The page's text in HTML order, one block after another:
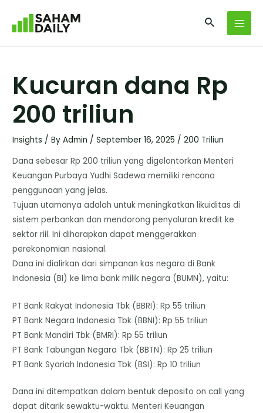
Kucuran dana Rp
200 triliun
Insights / ByAdmin /September 16, 2025 /200 Triliun
Dana sebesar Rp 200 triliun yang digelontorkan Menteri
Keuangan Purbaya Yudhi Sadewa memiliki rencana
penggunaan yang jelas.
Tujuan utamanya adalah untuk meningkatkan likuiditas di
sistem perbankan dan mendorong penyaluran kredit ke
sektor riil. Ini diharapkan dapat menggerakkan
perekonomian nasional.
Dana ini dialirkan dari simpanan kas negara di Bank
Indonesia (BI) ke lima bank milik negara (BUMN), yaitu:
​PT Bank Rakyat Indonesia Tbk (BBRI): Rp 55 triliun
​PT Bank Negara Indonesia Tbk (BBNI): Rp 55 triliun
​PT Bank Mandiri Tbk (BMRI): Rp 55 triliun
​PT Bank Tabungan Negara Tbk (BBTN): Rp 25 triliun
​PT Bank Syariah Indonesia Tbk (BSI): Rp 10 triliun
Dana ini ditempatkan dalam bentuk deposito on call yang
dapat ditarik sewaktu-waktu. Menteri Keuangan